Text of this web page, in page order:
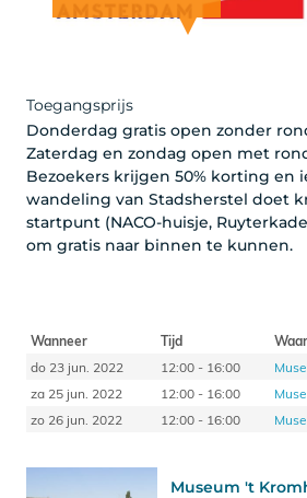
Toegangsprijs
Donderdag gratis open zonder
Zaterdag en zondag open met
Bezoekers krijgen 50% korting en
wandeling van Stadsherstel doet
startpunt (NACO-huisje, Ruyterkade
om gratis naar binnen te kunnen.
Wanneer Tijd
Waar
do 23 jun. 2022
12:00 - 16:00
za 25 jun. 2022
12:00 - 16:00
zo 26 jun. 2022
12:00 - 16:00
Museum 't